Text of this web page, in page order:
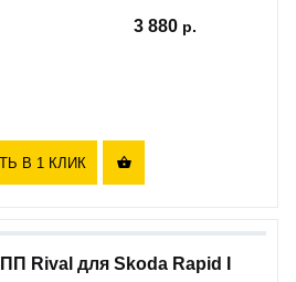
3 880
В 1 КЛИК 
Rival для Skoda Rapid I